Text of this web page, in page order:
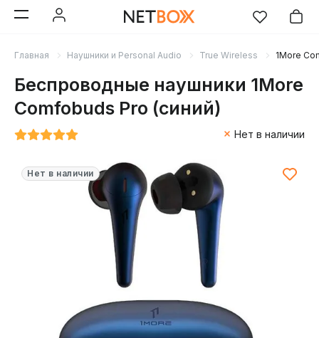
Главная Наушники и Personal Audio True Wireless 1More
Беспроводные наушники 1More
Comfobuds Pro (синий)
Нет в наличии
Нет в наличии